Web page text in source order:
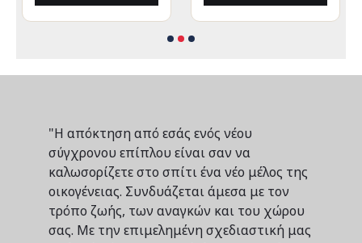
"Η απόκτηση από εσάς ενός νέου
σύγχρονου επίπλου είναι σαν να
καλωσορίζετε στο σπίτι ένα νέο μέλος της
οικογένειας. Συνδυάζεται άμεσα με τον
τρόπο ζωής, των αναγκών και του χώρου
σας. Με την επιμελημένη σχεδιαστική μας